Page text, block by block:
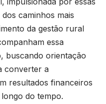
caminhos mais
da gestão rural
essa
buscando orientação
converter a
resultados financeiros
do tempo.